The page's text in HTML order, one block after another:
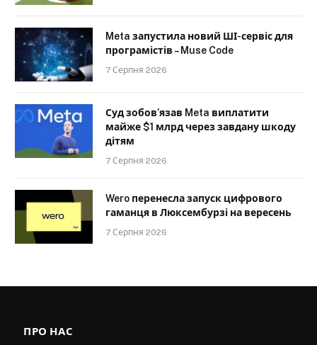
Meta запустила новий ШІ-сервіс для
програмістів – Muse Code
7 Серпня 2026
Суд зобов’язав Meta виплатити
майже $1 млрд через завдану шкоду
дітям
7 Серпня 2026
Wero перенесла запуск цифрового
гаманця в Люксембурзі на вересень
7 Серпня 2026
ПРО НАС